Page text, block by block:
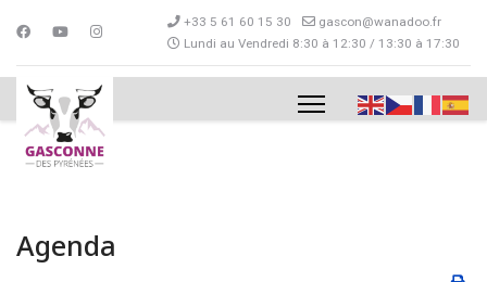
+33 5 61 60 15 30
gascon@wanadoo.fr
Lundi au Vendredi 8:30 à 12:30 / 13:30 à 17:30
Agenda